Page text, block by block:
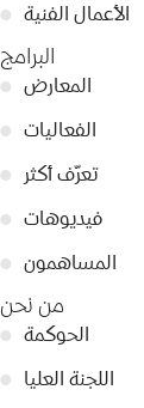
● الأعمال الفنية
البرامج
● المعارض
● الفعاليات
●
تعرّف أكثر
● فيديوهات
● المساهمون
من نحن
● الحوكمة
● اللجنة العليا